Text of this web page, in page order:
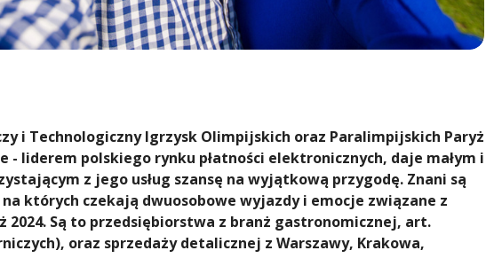
i Technologiczny Igrzysk Olimpijskich oraz Paralimpijskich Paryż
- liderem polskiego rynku płatności elektronicznych, daje małym i
z jego usług szansę na wyjątkową przygodę. Znani są
których czekają dwuosobowe wyjazdy i emocje związane z
Są to przedsiębiorstwa z branż gastronomicznej, art.
oraz sprzedaży detalicznej z Warszawy, Krakowa,